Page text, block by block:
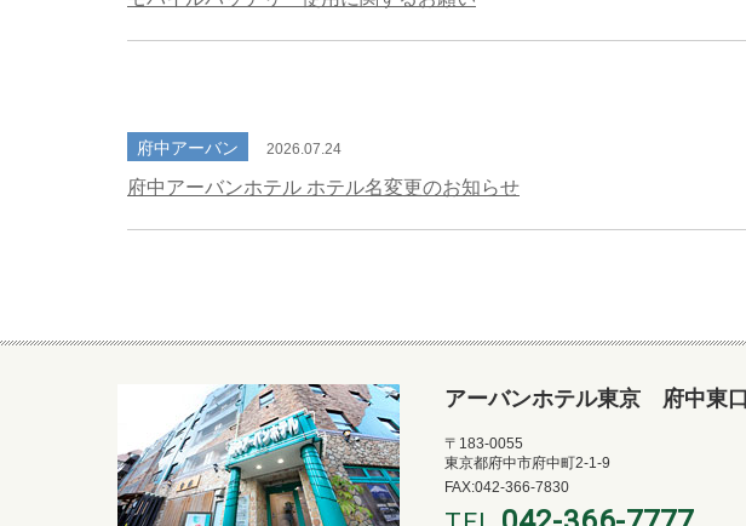
アーバンホテル東京 府中東口
〒183-0055
東京都府中市府中町2-1-9
FAX:042-366-7830